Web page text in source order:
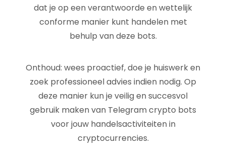
dat je op een verantwoorde en wettelijk
conforme manier kunt handelen met
behulp van deze bots.
Onthoud: wees proactief, doe je huiswerk en
zoek professioneel advies indien nodig. Op
deze manier kun je veilig en succesvol
gebruik maken van Telegram crypto bots
voor jouw handelsactiviteiten in
cryptocurrencies.